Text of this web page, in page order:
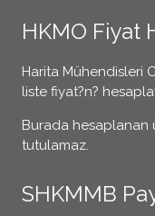
HKMO Fiyat
Harita Mühendisleri
liste fiyat?n?
Burada hesaplanan
tutulamaz.
SHKMMB